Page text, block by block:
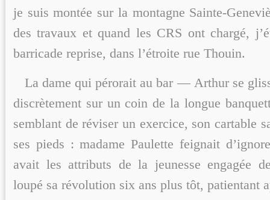
je suis montée sur la montagne Sainte-
des travaux et quand les CRS ont chargé,
barricade reprise, dans l’étroite rue Thouin.
La dame qui pérorait au bar — Arthur se
discrètement sur un coin de la longue
semblant de réviser un exercice, son cartable
ses pieds : madame Paulette feignait
avait les attributs de la jeunesse engagée
loupé sa révolution six ans plus tôt, patientant